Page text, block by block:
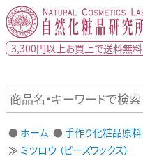
3,300円以上お買上で送料無料
ホーム 手作り化粧品原料
ミツロウ （ビーズワックス）